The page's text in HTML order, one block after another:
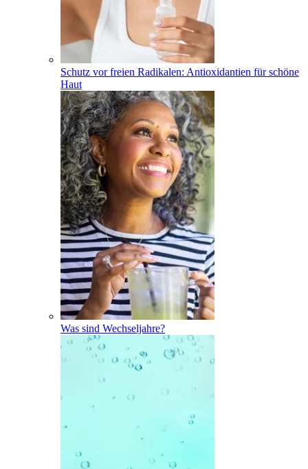
Schutz vor freien Radikalen: Antioxidantien für schöne
Haut
Was sind Wechseljahre?